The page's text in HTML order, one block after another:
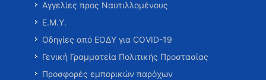
Αγγελίες προς Ναυτιλλομένους
Ε.Μ.Υ.
Οδηγίες από ΕΟΔΥ για COVID-19
Γενική Γραμματεία Πολιτικής Προστασίας
Προσφορές εμπορικών παρόχων